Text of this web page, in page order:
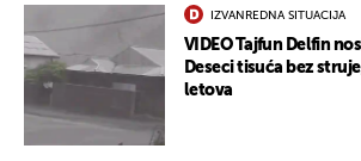
IZVANREDNA SITUACIJA
VIDEO Tajfun Delfin
Deseci tisuća bez
letova